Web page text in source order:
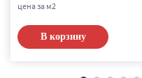
цена за м2
В корзину